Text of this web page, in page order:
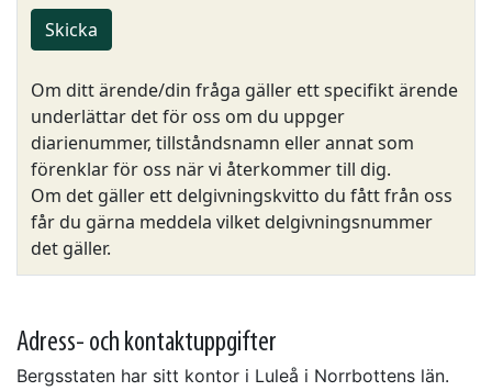
Skicka
Om ditt ärende/din fråga gäller ett specifikt ärende
underlättar det för oss om du uppger
diarienummer, tillståndsnamn eller annat som
förenklar för oss när vi återkommer till dig.
Om det gäller ett delgivningskvitto du fått från oss
får du gärna meddela vilket delgivningsnummer
det gäller.
Adress- och kontaktuppgifter
Bergsstaten har sitt kontor i Luleå i Norrbottens län.